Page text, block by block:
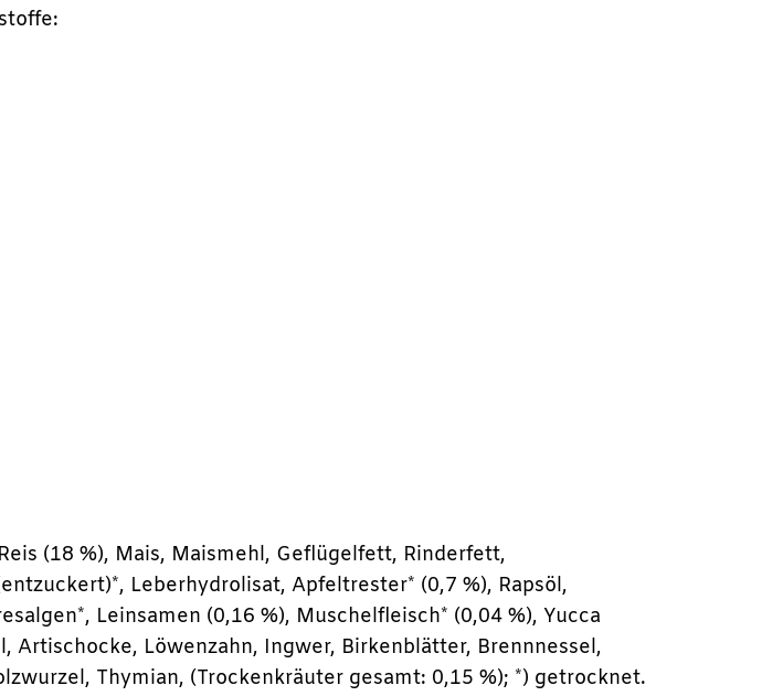
(18 %), Mais, Maismehl, Geflügelfett, Rinderfett,
Leberhydrolisat, Apfeltrester* (0,7 %), Rapsöl,
Leinsamen (0,16 %), Muschelfleisch* (0,04 %), Yucca
Artischocke, Löwenzahn, Ingwer, Birkenblätter, Brennnessel,
Thymian, (Trockenkräuter gesamt: 0,15 %); *) getrocknet.